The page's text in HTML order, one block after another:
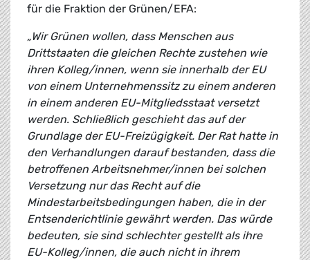
für die Fraktion der Grünen/EFA:
„Wir Grünen wollen, dass Menschen aus
Drittstaaten die gleichen Rechte zustehen wie
ihren Kolleg/innen, wenn sie innerhalb der EU
von einem Unternehmenssitz zu einem anderen
in einem anderen EU-Mitgliedsstaat versetzt
werden. Schließlich geschieht das auf der
Grundlage der EU-Freizügigkeit. Der Rat hatte in
den Verhandlungen darauf bestanden, dass die
betroffenen Arbeitsnehmer/innen bei solchen
Versetzung nur das Recht auf die
Mindestarbeitsbedingungen haben, die in der
Entsenderichtlinie gewährt werden. Das würde
bedeuten, sie sind schlechter gestellt als ihre
EU-Kolleg/innen, die auch nicht in ihrem